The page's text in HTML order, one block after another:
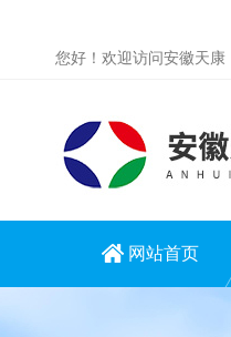
您好！欢迎访问安徽天康
网站首页